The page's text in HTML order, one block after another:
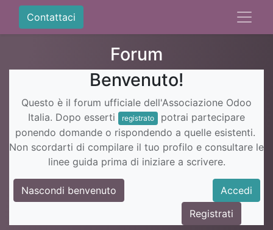
Contattaci
Forum
Benvenuto!
Questo è il forum ufficiale dell'Associazione Odoo
Italia. Dopo esserti
registrato
potrai partecipare
ponendo domande o rispondendo a quelle esistenti.
Non scordarti di compilare il tuo profilo e consultare le
linee guida prima di iniziare a scrivere.
Nascondi benvenuto
Accedi
Registrati